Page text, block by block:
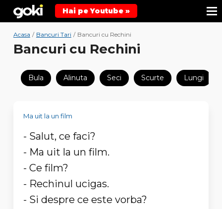
Hai pe Youtube »
Acasa / Bancuri Tari / Bancuri cu Rechini
Bancuri cu Rechini
Bula Alinuta Seci Scurte Lungi
Ma uit la un film
- Salut, ce faci?
- Ma uit la un film.
- Ce film?
- Rechinul ucigas.
- Si despre ce este vorba?